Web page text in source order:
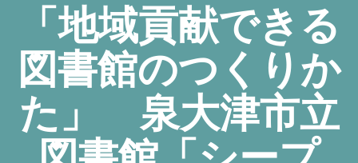
「地域貢献できる
図書館のつくりか
た」 泉大津市立